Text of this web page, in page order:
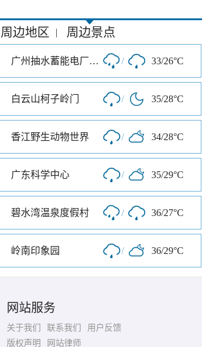
周边地区 | 周边景点
广州抽水蓄能电厂旅游度假区 / 33/26°C
白云山柯子岭门 / 35/28°C
香江野生动物世界 / 34/28°C
广东科学中心 / 35/29°C
碧水湾温泉度假村 / 36/27°C
岭南印象园 / 36/29°C
网站服务
关于我们 联系我们
用户反馈
版权声明
网站律师